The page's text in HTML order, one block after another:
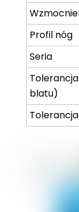
Profil nóg
Seria
Tolerancja
blatu)